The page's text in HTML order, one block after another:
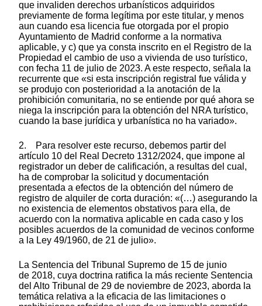
que invaliden derechos urbanísticos adquiridos
previamente de forma legítima por este titular, y menos
aun cuando esa licencia fue otorgada por el propio
Ayuntamiento de Madrid conforme a la normativa
aplicable, y c) que ya consta inscrito en el Registro de la
Propiedad el cambio de uso a vivienda de uso turístico,
con fecha 11 de julio de 2023. A este respecto, señala la
recurrente que «si esta inscripción registral fue válida y
se produjo con posterioridad a la anotación de la
prohibición comunitaria, no se entiende por qué ahora se
niega la inscripción para la obtención del NRA turístico,
cuando la base jurídica y urbanística no ha variado».
2. Para resolver este recurso, debemos partir del
artículo 10 del Real Decreto 1312/2024, que impone al
registrador un deber de calificación, a resultas del cual,
ha de comprobar la solicitud y documentación
presentada a efectos de la obtención del número de
registro de alquiler de corta duración: «(…) asegurando la
no existencia de elementos obstativos para ella, de
acuerdo con la normativa aplicable en cada caso y los
posibles acuerdos de la comunidad de vecinos conforme
a la Ley 49/1960, de 21 de julio».
La Sentencia del Tribunal Supremo de 15 de junio
de 2018, cuya doctrina ratifica la más reciente Sentencia
del Alto Tribunal de 29 de noviembre de 2023, aborda la
temática relativa a la eficacia de las limitaciones o